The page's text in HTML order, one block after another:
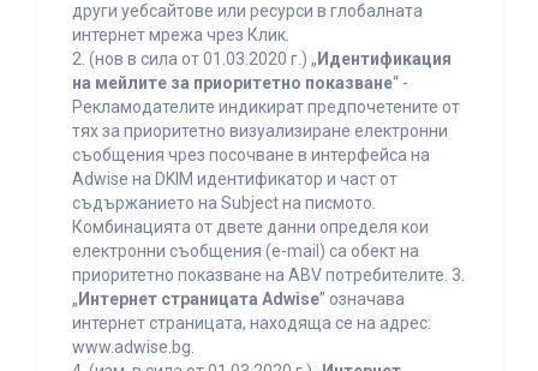
други уебсайтове или ресурси в глобалната
интернет мрежа чрез Клик.
2. (нов в сила от 01.03.2020 г.) „ Идентификация
на мейлите за приоритетно показване“ -
Рекламодателите индикират предпочетените от
тях за приоритетно визуализиране електронни
съобщения чрез посочване в интерфейса на
Adwise на DKIM идентификатор и част от
съдържанието на Subject на писмото.
Комбинацията от двете данни определя кои
електронни съобщения (e-mail) са обект на
приоритетно показване на ABV потребителите. 3.
„ Интернет страницата Adwise” означава
интернет страницата, находяща се на адрес:
www.adwise.bg.